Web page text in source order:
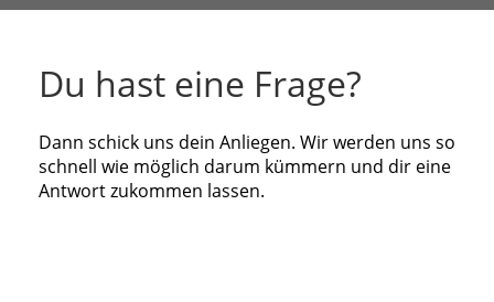
Du hast eine Frage?
Dann schick uns dein Anliegen. Wir werden uns so
schnell wie möglich darum kümmern und dir eine
Antwort zukommen lassen.